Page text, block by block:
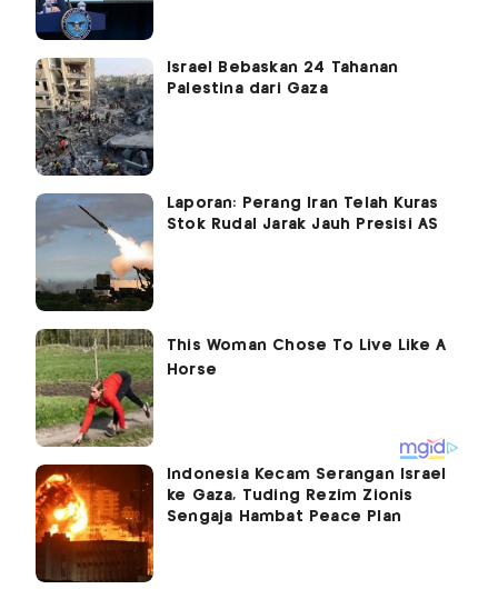
Israel Bebaskan 24 Tahanan
Palestina dari Gaza
Laporan: Perang Iran Telah Kuras
Stok Rudal Jarak Jauh Presisi AS
Indonesia Kecam Serangan Israel
ke Gaza, Tuding Rezim Zionis
Sengaja Hambat Peace Plan